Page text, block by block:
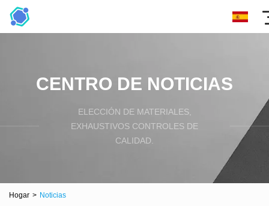
CENTRO DE NOTICIAS
ELECCIÓN DE MATERIALES,
EXHAUSTIVOS CONTROLES DE
CALIDAD.
Hogar > Noticias